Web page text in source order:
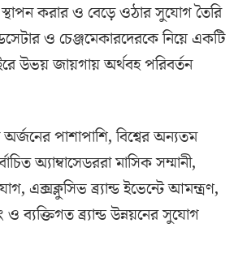
করার ও বেড়ে ওঠার সুযোগ তৈরি
ও চেঞ্জমেকারদেরকে নিয়ে একটি
উভয় জায়গায় অর্থবহ পরিবর্তন
অর্জনের পাশাপাশি, বিশ্বের অন্যতম
অ্যাম্বাসেডররা মাসিক সম্মানী,
ব্র্যান্ড ইভেন্টে আমন্ত্রণ,
ও ব্যক্তিগত ব্র্যান্ড উন্নয়নের সুযোগ